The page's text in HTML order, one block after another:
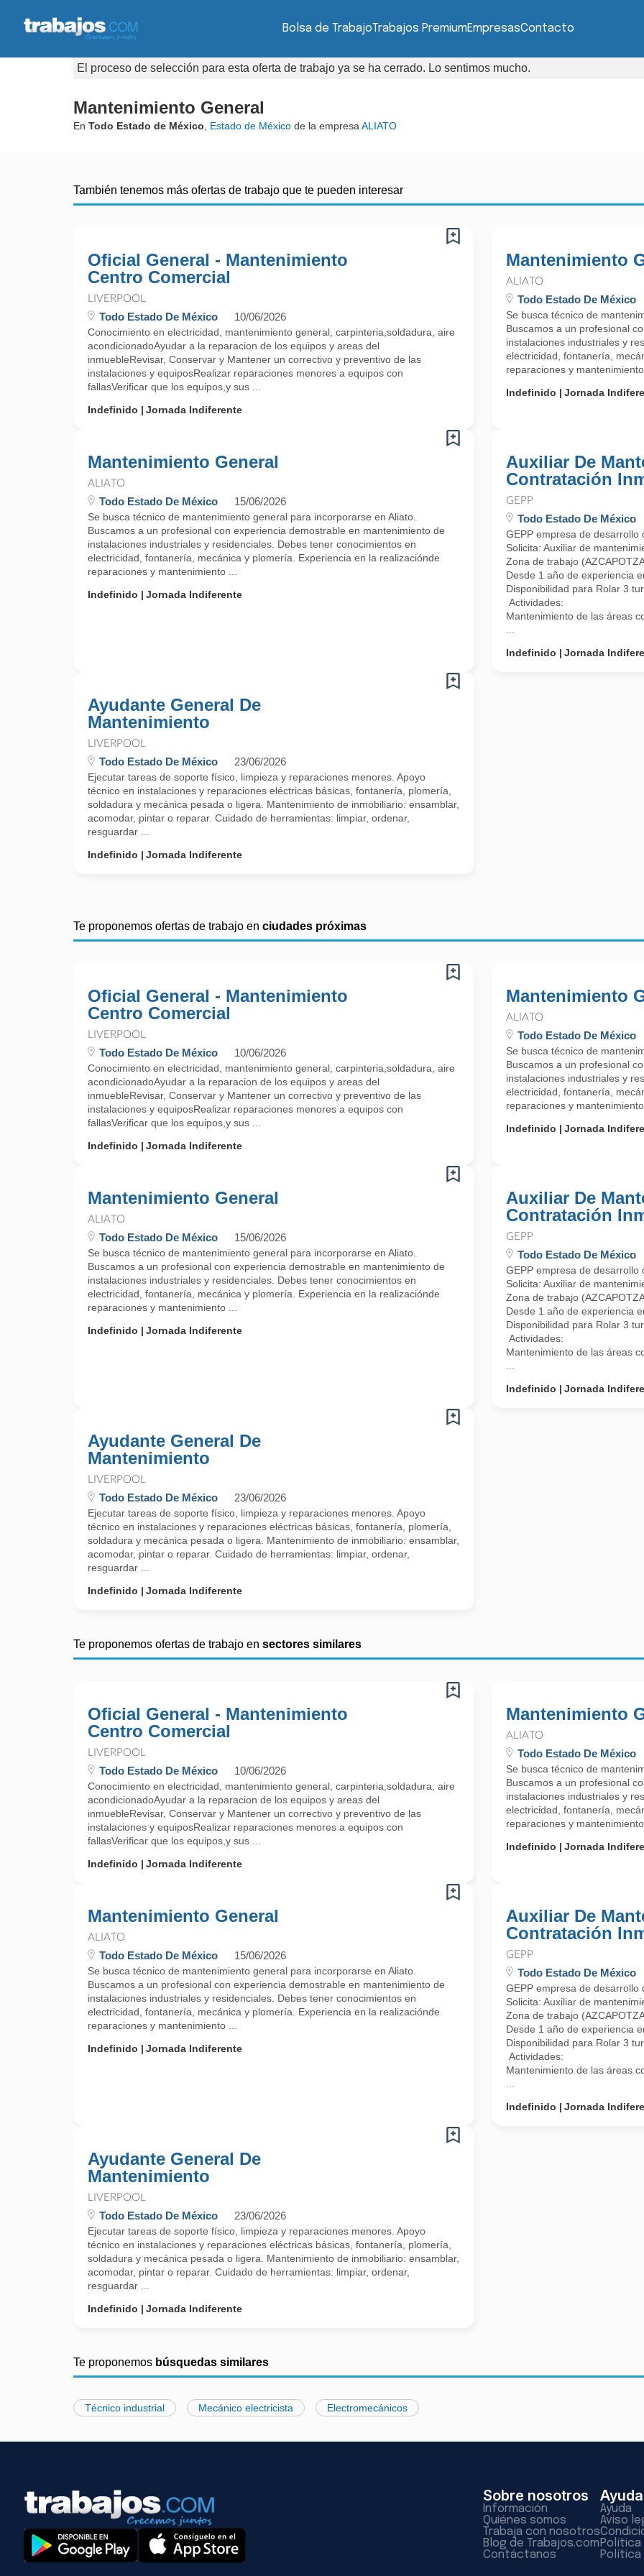
Bolsa de TrabajoTrabajos PremiumEmpresasContacto
El proceso de selección para esta oferta de trabajo ya se ha cerrado. Lo sentimos mucho.
Mantenimiento General
En Todo Estado de México Estado de México de la empresa ALIATO
También tenemos más ofertas de trabajo que te pueden interesar
Oficial General - Mantenimiento
Centro Comercial
LIVERPOOL
Todo Estado De México 10/06/2026
Conocimiento en electricidad, mantenimiento general, carpinteria,soldadura, aire
acondicionadoAyudar a la reparacion de los equipos y areas del
inmuebleRevisar, Conservar y Mantener un correctivo y preventivo de las
instalaciones y equiposRealizar reparaciones menores a equipos con
fallasVerificar que los equipos,y sus ...
Indefinido
Jornada Indiferente
Mantenimiento
ALIATO
Todo Estado De México
Se busca técnico de
Buscamos a un profesional
instalaciones industriales y
electricidad, fontanería,
reparaciones y
Indefinido
Jornada
Mantenimiento General
ALIATO
Todo Estado De México 15/06/2026
Se busca técnico de mantenimiento general para incorporarse en Aliato.
Buscamos a un profesional con experiencia demostrable en mantenimiento de
instalaciones industriales y residenciales. Debes tener conocimientos en
electricidad, fontanería, mecánica y plomería. Experiencia en la realizaciónde
reparaciones y mantenimiento ...
Indefinido
Jornada Indiferente
Auxiliar De
Contratación
GEPP
Todo Estado De México
GEPP empresa de
Solicita: Auxiliar de
Zona de trabajo
Desde 1 año de experiencia
Disponibilidad para Rolar 3
Actividades:
Mantenimiento de las áreas
Indefinido
Jornada
Ayudante General De
Mantenimiento
LIVERPOOL
Todo Estado De México 23/06/2026
Ejecutar tareas de soporte físico, limpieza y reparaciones menores. Apoyo
técnico en instalaciones y reparaciones eléctricas básicas, fontanería, plomería,
soldadura y mecánica pesada o ligera. Mantenimiento de inmobiliario: ensamblar,
acomodar, pintar o reparar. Cuidado de herramientas: limpiar, ordenar,
resguardar ...
Indefinido
Jornada Indiferente
Te proponemos ofertas de trabajo en ciudades próximas
Oficial General - Mantenimiento
Centro Comercial
LIVERPOOL
Todo Estado De México 10/06/2026
Conocimiento en electricidad, mantenimiento general, carpinteria,soldadura, aire
acondicionadoAyudar a la reparacion de los equipos y areas del
inmuebleRevisar, Conservar y Mantener un correctivo y preventivo de las
instalaciones y equiposRealizar reparaciones menores a equipos con
fallasVerificar que los equipos,y sus ...
Indefinido
Jornada Indiferente
Mantenimiento
ALIATO
Todo Estado De México
Se busca técnico de
Buscamos a un profesional
instalaciones industriales y
electricidad, fontanería,
reparaciones y
Indefinido
Jornada
Mantenimiento General
ALIATO
Todo Estado De México 15/06/2026
Se busca técnico de mantenimiento general para incorporarse en Aliato.
Buscamos a un profesional con experiencia demostrable en mantenimiento de
instalaciones industriales y residenciales. Debes tener conocimientos en
electricidad, fontanería, mecánica y plomería. Experiencia en la realizaciónde
reparaciones y mantenimiento ...
Indefinido
Jornada Indiferente
Auxiliar De
Contratación
GEPP
Todo Estado De México
GEPP empresa de
Solicita: Auxiliar de
Zona de trabajo
Desde 1 año de experiencia
Disponibilidad para Rolar 3
Actividades:
Mantenimiento de las áreas
Indefinido
Jornada
Ayudante General De
Mantenimiento
LIVERPOOL
Todo Estado De México 23/06/2026
Ejecutar tareas de soporte físico, limpieza y reparaciones menores. Apoyo
técnico en instalaciones y reparaciones eléctricas básicas, fontanería, plomería,
soldadura y mecánica pesada o ligera. Mantenimiento de inmobiliario: ensamblar,
acomodar, pintar o reparar. Cuidado de herramientas: limpiar, ordenar,
resguardar ...
Indefinido
Jornada Indiferente
Te proponemos ofertas de trabajo en sectores similares
Oficial General - Mantenimiento
Centro Comercial
LIVERPOOL
Todo Estado De México 10/06/2026
Conocimiento en electricidad, mantenimiento general, carpinteria,soldadura, aire
acondicionadoAyudar a la reparacion de los equipos y areas del
inmuebleRevisar, Conservar y Mantener un correctivo y preventivo de las
instalaciones y equiposRealizar reparaciones menores a equipos con
fallasVerificar que los equipos,y sus ...
Indefinido
Jornada Indiferente
Mantenimiento
ALIATO
Todo Estado De México
Se busca técnico de
Buscamos a un profesional
instalaciones industriales y
electricidad, fontanería,
reparaciones y
Indefinido
Jornada
Mantenimiento General
ALIATO
Todo Estado De México 15/06/2026
Se busca técnico de mantenimiento general para incorporarse en Aliato.
Buscamos a un profesional con experiencia demostrable en mantenimiento de
instalaciones industriales y residenciales. Debes tener conocimientos en
electricidad, fontanería, mecánica y plomería. Experiencia en la realizaciónde
reparaciones y mantenimiento ...
Indefinido
Jornada Indiferente
Auxiliar De
Contratación
GEPP
Todo Estado De México
GEPP empresa de
Solicita: Auxiliar de
Zona de trabajo
Desde 1 año de experiencia
Disponibilidad para Rolar 3
Actividades:
Mantenimiento de las áreas
Indefinido
Jornada
Ayudante General De
Mantenimiento
LIVERPOOL
Todo Estado De México 23/06/2026
Ejecutar tareas de soporte físico, limpieza y reparaciones menores. Apoyo
técnico en instalaciones y reparaciones eléctricas básicas, fontanería, plomería,
soldadura y mecánica pesada o ligera. Mantenimiento de inmobiliario: ensamblar,
acomodar, pintar o reparar. Cuidado de herramientas: limpiar, ordenar,
resguardar ...
Indefinido
Jornada Indiferente
Te proponemos búsquedas similares
Técnico industrial Mecánico electricista Electromecánicos
Sobre nosotros
Información
Quiénes somos
Trabaja con nosotros
Blog de Trabajos.com
Contáctanos
Ayuda
Ayuda
Aviso